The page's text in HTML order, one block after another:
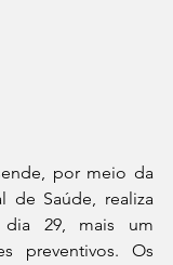
por meio da
de Saúde, realiza
dia 29, mais um
preventivos. Os